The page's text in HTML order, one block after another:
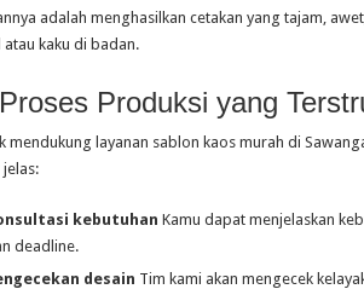
adalah menghasilkan cetakan yang tajam,
atau kaku di badan.
Produksi yang
mendukung layanan sablon kaos murah di
kebutuhan Kamu dapat menjelaskan
deadline.
desain Tim kami akan mengecek